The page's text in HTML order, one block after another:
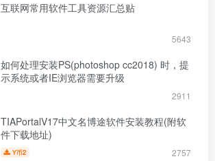
互联网常用软件工具资源汇总贴
5643
如何处理安装PS(photoshop cc2018) 时，提
示系统或者IE浏览器需要升级
2911
TIAPortalV17中文名博途软件安装教程(附软
件下载地址)
Y币2 2757